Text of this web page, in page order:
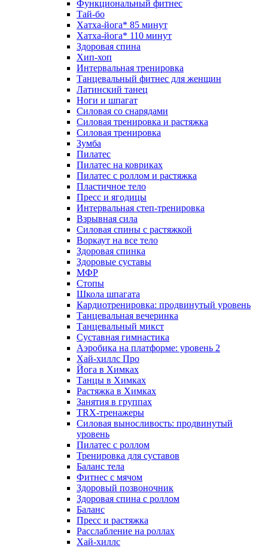
Функциональный фитнес
Тай-бо
Хатха-йога* 85 минут
Хатха-йога* 110 минут
Здоровая спина
Хип-хоп
Интервальная тренировка
Танцевальный фитнес для женщин
Латинский танец
Ноги и шпагат
Силовая со снарядами
Силовая тренировка и растяжка
Силовая тренировка
Зумба
Пилатес
Пилатес на ковриках
Пилатес с роллом и растяжка
Пластичное тело
Пресс и ягодицы
Интервальная степ-тренировка
Взрывная сила
Силовая спины с растяжкой
Воркаут на все тело
Здоровая спинка
Здоровые суставы
МФР
Стопы
Школа шпагата
Кардиотренировка: продвинутый уровень
Танцевальная вечеринка
Танцевальный микст
Суставная гимнастика
Аэробика на платформе: уровень 2
Хай-хиллс Про
Йога в Химках
Танцы в Химках
Растяжка в Химках
Занятия в группах
TRX-тренажеры
Силовая выносливость: продвинутый
уровень
Пилатес с роллом
Тренировка для суставов
Баланс тела
Фитнес с мячом
Здоровый позвоночник
Здоровая спина с роллом
Баланс
Пресс и растяжка
Расслабление на роллах
Хай-хиллс